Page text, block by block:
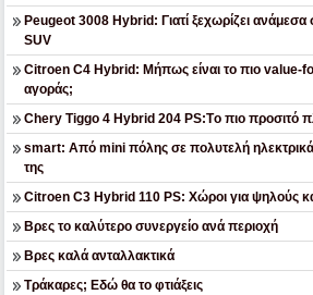
Peugeot 3008 Hybrid: Γιατί ξεχωρίζει
SUV
Citroen C4 Hybrid: Μήπως είναι το πιο value-
αγοράς;
Chery Tiggo 4 Hybrid 204 PS:Tο πιο προσιτό
smart: Από mini πόλης σε πολυτελή ηλεκτρικά
της
Citroen C3 Hybrid 110 PS: Χώροι για ψηλούς
Βρες το καλύτερο συνεργείο ανά περιοχή
Βρες καλά ανταλλακτικά
Τράκαρες; Εδώ θα το φτιάξεις